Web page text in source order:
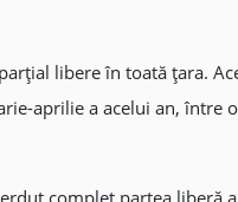
libere în toată țara.
aprilie a acelui an, între
complet partea liberă